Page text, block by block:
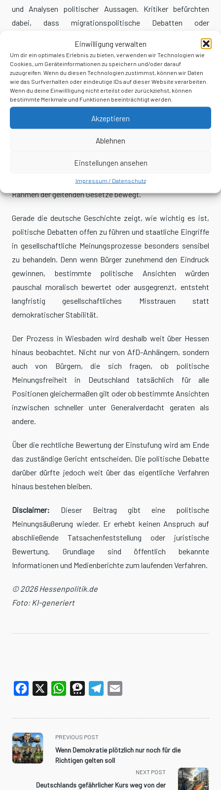
Einwilligung verwalten
Um dir ein optimales Erlebnis zu bieten, verwenden wir Technologien wie
Cookies, um Geräteinformationen zu speichern und/oder darauf
zuzugreifen. Wenn du diesen Technologien zustimmst, können wir Daten
wie das Surfverhalten oder eindeutige IDs auf dieser Website verarbeiten.
Wenn du deine Einwillligung nicht erteilst oder zurückziehst, können
bestimmte Merkmale und Funktionen beeinträchtigt werden.
Akzeptieren
Ablehnen
Einstellungen ansehen
Impressum / Datenschutz
und Analysen politischer Aussagen. Kritiker befürchten
dabei, dass migrationspolitische Debatten oder
fundamentale Regierungskritik teilweise vorschnell als
demokratiefeindlich eingeordnet werden könnten.
Das Problem daran ist nicht nur juristisch sensibel. Es
betrifft auch das gesellschaftliche Vertrauen in die
politische Neutralität staatlicher Institutionen.
Eine Demokratie muss politische Streitfragen aushalten
können. Sie muss es aushalten, dass Menschen
dass Bürger etablierte Parteien ablehnen. Und sie muss auch
harte Oppositionsrhetorik aushalten, solange diese sich im
Rahmen der geltenden Gesetze bewegt.
Gerade die deutsche Geschichte zeigt, wie wichtig es ist,
politische Debatten offen zu führen und staatliche Eingriffe
in gesellschaftliche Meinungsprozesse besonders sensibel
zu behandeln. Denn wenn Bürger zunehmend den Eindruck
gewinnen, bestimmte politische Ansichten würden
pauschal moralisch bewertet oder ausgegrenzt, entsteht
langfristig gesellschaftliches Misstrauen statt
demokratischer Stabilität.
Der Prozess in Wiesbaden wird deshalb weit über Hessen
hinaus beobachtet. Nicht nur von AfD-Anhängern, sondern
auch von Bürgern, die sich fragen, ob politische
Meinungsfreiheit in Deutschland tatsächlich für alle
Positionen gleichermaßen gilt oder ob bestimmte Ansichten
inzwischen schneller unter Generalverdacht geraten als
andere.
Über die rechtliche Bewertung der Einstufung wird am Ende
das zuständige Gericht entscheiden. Die politische Debatte
darüber dürfte jedoch weit über das eigentliche Verfahren
hinaus bestehen bleiben.
Disclaimer: Dieser Beitrag gibt eine politische
Meinungsäußerung wieder. Er erhebt keinen Anspruch auf
abschließende Tatsachenfeststellung oder juristische
Bewertung. Grundlage sind öffentlich bekannte
Informationen und Medienberichte zum laufenden Verfahren.
© 2026 Hessenpolitik.de
Foto: KI-generiert
Facebook WhatsAppThreemaTelegram
<span
class="nav-
subtitle
PREVIOUS POST
Wenn Demokratie plötzlich nur noch für die
Richtigen gelten soll
NEXT POST
Deutschlands gefährlicher Kurs weg von der